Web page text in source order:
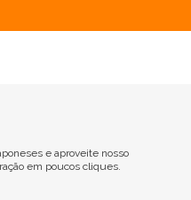
e aproveite nosso
em poucos cliques.